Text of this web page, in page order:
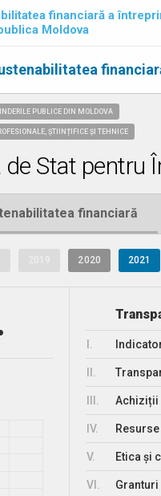
financiară a
Moldova
PUBLICE DIN MOLDOVA
ȘTIINȚIFICE ȘI TEHNICE
de Stat pentru
financiară
2020 2021
Achiziții
IV.
V. Etica și
VI.